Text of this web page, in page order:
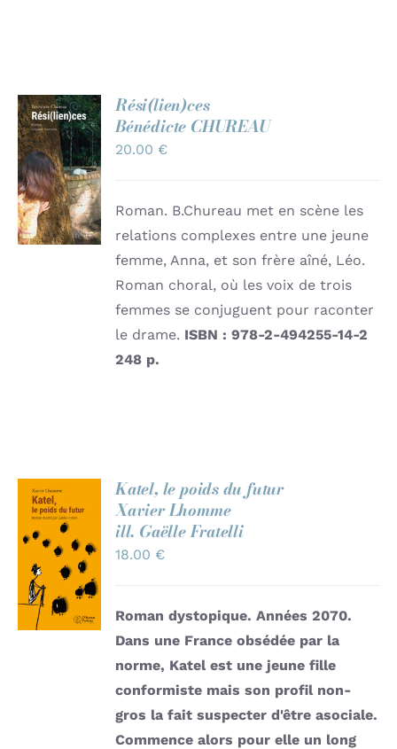
AJOUTER
AU
PANIER
/
DÉTAILS
Rési(lien)ces
Bénédicte CHUREAU
20.00 €
Roman. B.Chureau met en scène les
relations complexes entre une jeune
femme, Anna, et son frère aîné, Léo.
Roman choral, où les voix de trois
femmes se conjuguent pour raconter
le drame. ISBN : 978-2-494255-14-2
248 p.
AJOUTER
AU
PANIER
/
DÉTAILS
Katel, le poids du futur
Xavier Lhomme
ill. Gaëlle Fratelli
18.00 €
Roman dystopique. Années 2070.
Dans une France obsédée par la
norme, Katel est une jeune fille
conformiste mais son profil non-
gros la fait suspecter d'être asociale.
Commence alors pour elle un long